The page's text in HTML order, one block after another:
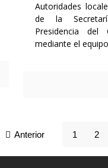
Autoridades
de la
Presidencia del
mediante el equipo
Anterior 1 2